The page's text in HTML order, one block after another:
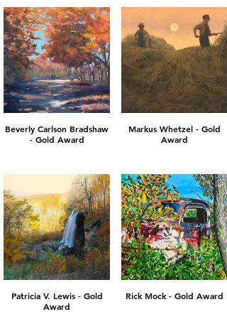
Beverly Carlson Bradshaw
- Gold Award
Markus Whetzel - Gold
Award
Patricia V. Lewis - Gold
Award
Rick Mock - Gold Award